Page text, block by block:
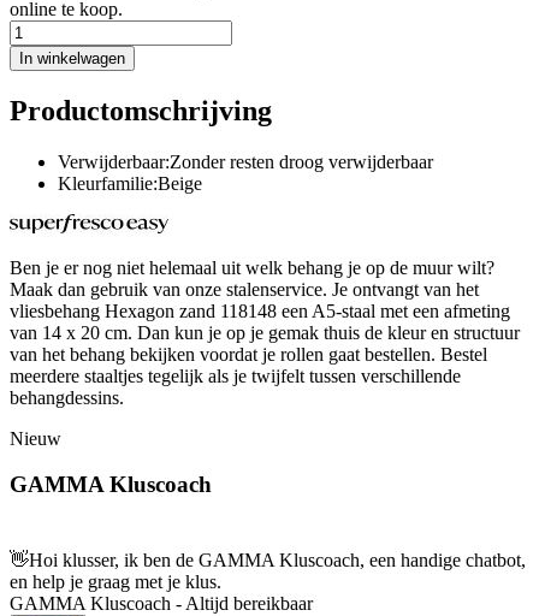
online te koop.
In winkelwagen
Productomschrijving
Verwijderbaar:Zonder resten droog verwijderbaar
Kleurfamilie:Beige
Ben je er nog niet helemaal uit welk behang je op de muur wilt?
Maak dan gebruik van onze stalenservice. Je ontvangt van het
vliesbehang Hexagon zand 118148 een A5-staal met een afmeting
van 14 x 20 cm. Dan kun je op je gemak thuis de kleur en structuur
van het behang bekijken voordat je rollen gaat bestellen. Bestel
meerdere staaltjes tegelijk als je twijfelt tussen verschillende
behangdessins.
Nieuw
GAMMA Kluscoach
👋Hoi klusser, ik ben de GAMMA Kluscoach, een handige chatbot,
en help je graag met je klus.
GAMMA Kluscoach - Altijd bereikbaar